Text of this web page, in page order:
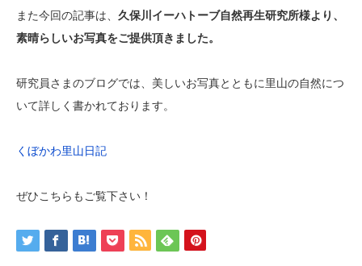
また今回の記事は、 久保川イーハトーブ自然再生研究所様より、
素晴らしいお写真をご提供頂きました。
研究員さまのブログでは、美しいお写真とともに里山の自然につ
いて詳しく書かれております。
くぼかわ里山日記
ぜひこちらもご覧下さい！